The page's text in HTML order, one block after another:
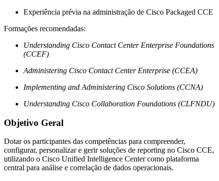
Experiência prévia na administração de Cisco Packaged CCE
Formações recomendadas:
Understanding Cisco Contact Center Enterprise Foundations
(CCEF)
Administering Cisco Contact Center Enterprise (CCEA)
Implementing and Administering Cisco Solutions (CCNA)
Understanding Cisco Collaboration Foundations (CLFNDU)
Objetivo Geral
Dotar os participantes das competências para compreender,
configurar, personalizar e gerir soluções de reporting no Cisco CCE,
utilizando o Cisco Unified Intelligence Center como plataforma
central para análise e correlação de dados operacionais.